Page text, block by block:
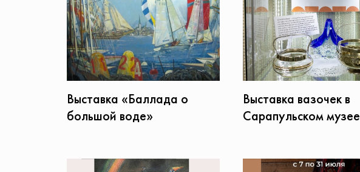
Выставка «Баллада о
большой воде»
Выставка вазочек в
Сарапульском музее